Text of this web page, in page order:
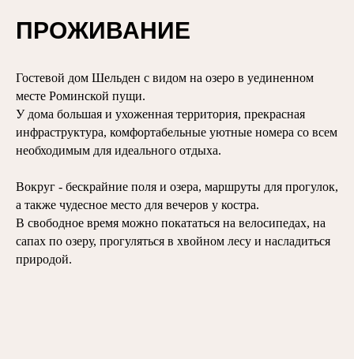
ПРОЖИВАНИЕ
Гостевой дом Шельден с видом на озеро в уединенном
месте Роминской пущи.
У дома большая и ухоженная территория, прекрасная
инфраструктура, комфортабельные уютные номера со всем
необходимым для идеального отдыха.
Вокруг - бескрайние поля и озера, маршруты для прогулок,
а также чудесное место для вечеров у костра.
В свободное время можно покататься на велосипедах, на
сапах по озеру, прогуляться в хвойном лесу и насладиться
природой.